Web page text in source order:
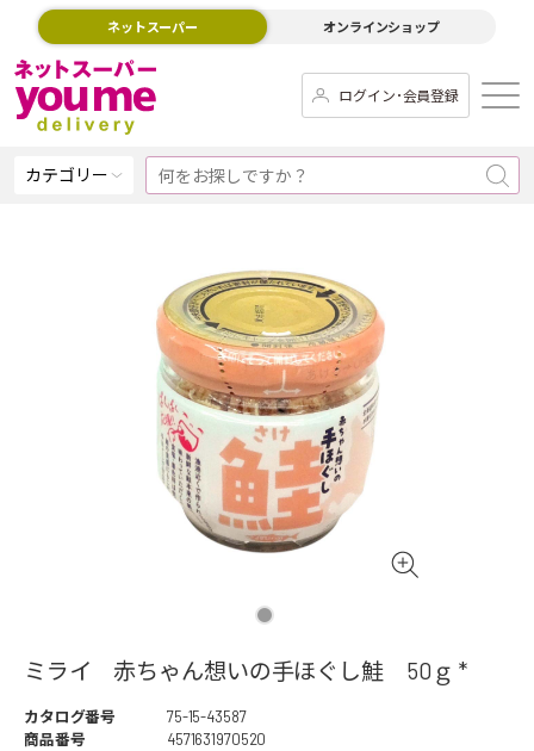
ネットスーパー オンラインショップ
ログイン･会員登録
カテゴリー
ミライ 赤ちゃん想いの手ほぐし鮭 50ｇ *
カタログ番号
75-15-43587
商品番号
4571631970520